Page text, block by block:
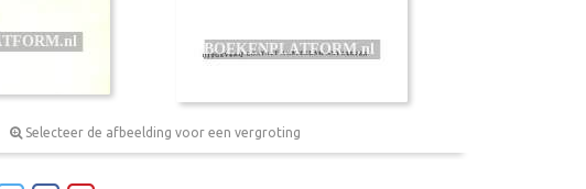
Selecteer de afbeelding voor een vergroting